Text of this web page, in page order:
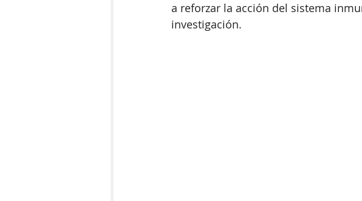
a reforzar la acción del sistema
investigación.